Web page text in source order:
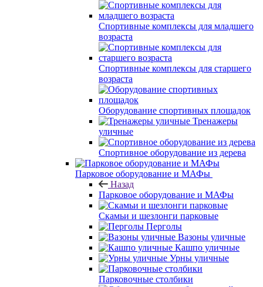
Спортивные комплексы для младшего
возраста
Спортивные комплексы для старшего
возраста
Оборудование спортивных площадок
Тренажеры
уличные
Спортивное оборудование из дерева
Парковое оборудование и МАФы
Назад
Парковое оборудование и МАФы
Скамьи и шезлонги парковые
Перголы
Вазоны уличные
Кашпо уличные
Урны уличные
Парковочные столбики